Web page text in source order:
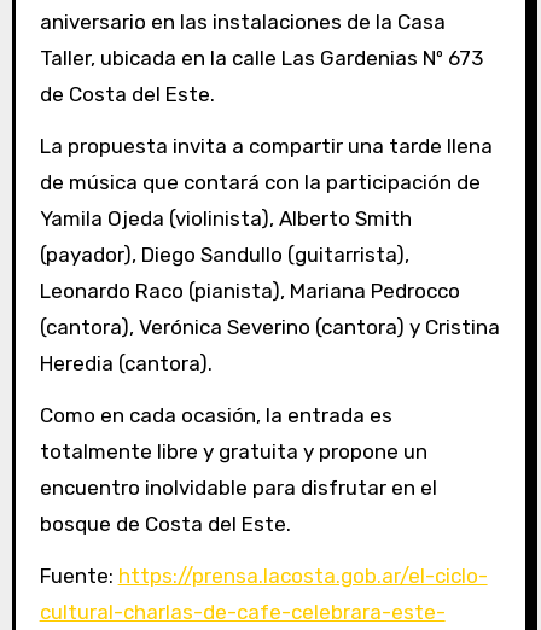
aniversario en las instalaciones de la Casa
Taller, ubicada en la calle Las Gardenias Nº 673
de Costa del Este.
La propuesta invita a compartir una tarde llena
de música que contará con la participación de
Yamila Ojeda (violinista), Alberto Smith
(payador), Diego Sandullo (guitarrista),
Leonardo Raco (pianista), Mariana Pedrocco
(cantora), Verónica Severino (cantora) y Cristina
Heredia (cantora).
Como en cada ocasión, la entrada es
totalmente libre y gratuita y propone un
encuentro inolvidable para disfrutar en el
bosque de Costa del Este.
Fuente: https://prensa.lacosta.gob.ar/el-ciclo-
cultural-charlas-de-cafe-celebrara-este-